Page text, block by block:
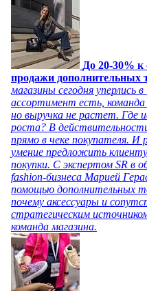
До 20-30% к
продажи дополнительных
магазины сегодня уперлись
ассортимент есть,
но выручка не растет. Где
роста? В
прямо в чеке покупателя. И
умение предложить
покупки. С экспертом SR в
fashion-бизнеса Марией
помощью дополнительных
почему аксессуары и
стратегическим
команда магазина.